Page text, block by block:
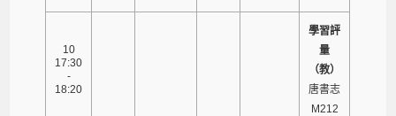
10
17:30
-
18:20
學習評
量
（教）
唐書志
M212